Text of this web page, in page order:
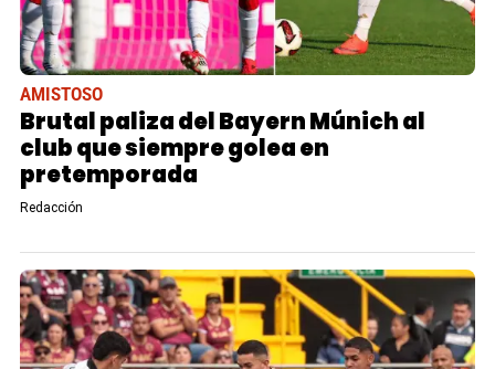
AMISTOSO
Brutal paliza del Bayern Múnich al
club que siempre golea en
pretemporada
Redacción